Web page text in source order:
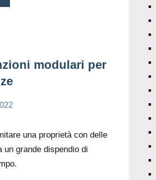
modulari per
una proprietà con delle
un grande dispendio di